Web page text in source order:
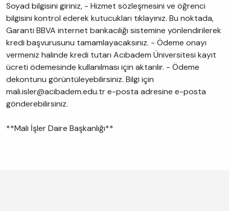
Soyad bilgisini giriniz, - Hizmet sözleşmesini ve öğrenci
bilgisini kontrol ederek kutucukları tıklayınız. Bu noktada,
Garanti BBVA internet bankacılığı sistemine yönlendirilerek
kredi başvurusunu tamamlayacaksınız. - Ödeme onayı
vermeniz halinde kredi tutarı Acıbadem Üniversitesi kayıt
ücreti ödemesinde kullanılması için aktarılır. - Ödeme
dekontunu görüntüleyebilirsiniz. Bilgi için
mali.isler@acibadem.edu.tr e-posta adresine e-posta
gönderebilirsiniz.
**Mali İşler Daire Başkanlığı**